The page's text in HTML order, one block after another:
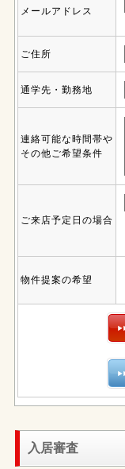
メールアドレス
ご住所
通学先・勤務地
連絡可能な時間帯や
その他ご希望条件
ご来店予定日の場合
物件提案の希望
入居審査